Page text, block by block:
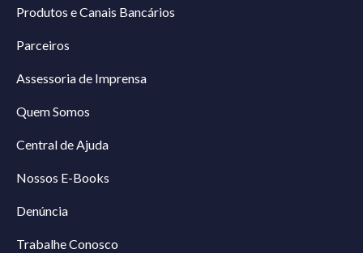
Produtos e Canais Bancários
Parceiros
Assessoria de Imprensa
Quem Somos
Central de Ajuda
Nossos E-Books
Denúncia
Trabalhe Conosco